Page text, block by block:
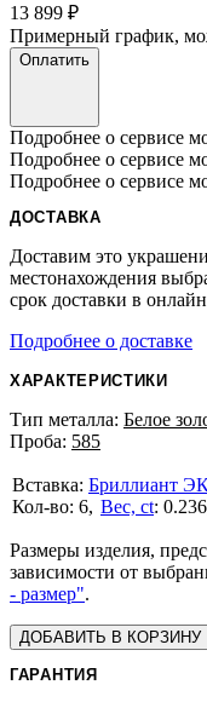
13 899 ₽
Примерный график,
Оплатить
Подробнее о сервисе
Подробнее о сервисе
Подробнее о сервисе
ДОСТАВКА
Доставим это
местонахождения
срок доставки в
Подробнее о доставке
ХАРАКТЕРИСТИКИ
Тип металла: Белое
Проба: 585
Бриллиант
6 Вес, ct: 0.236
Размеры изделия,
зависимости от
- размер".
ДОБАВИТЬ В КОРЗИНУ
ГАРАНТИЯ